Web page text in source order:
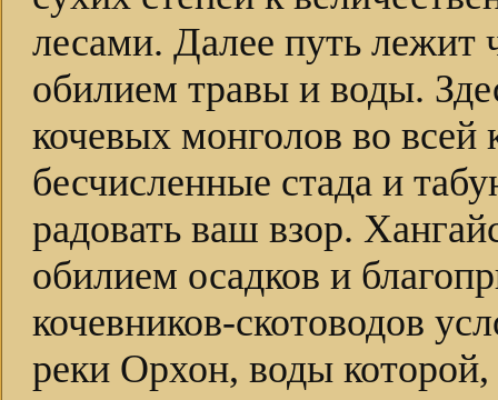
лесами. Далее путь
обилием травы и воды.
кочевых монголов во
бесчисленные стада и
радовать ваш взор.
обилием осадков и
кочевников-скотоводов
реки Орхон, воды